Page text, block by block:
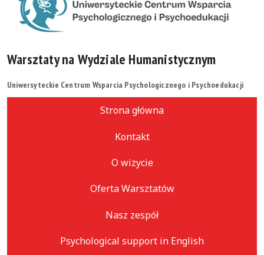
Warsztaty na Wydziale Humanistycznym
Uniwersyteckie Centrum Wsparcia Psychologicznego i Psychoedukacji
Strona główna
Kontakt
O wizycie
Oferta Warsztatów
Nasz zespół
Psychological support in English